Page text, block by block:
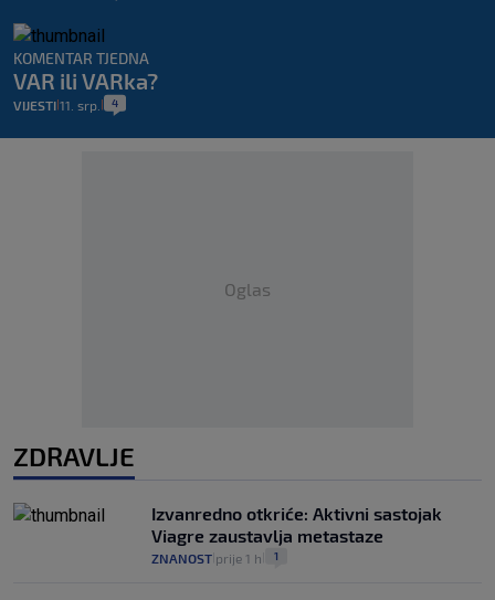
KOMENTAR TJEDNA
VAR ili VARka?
VIJESTI 11. srp. 4
Oglas
ZDRAVLJE
Izvanredno otkriće: Aktivni sastojak
Viagre zaustavlja metastaze
ZNANOST prije 1 h 1